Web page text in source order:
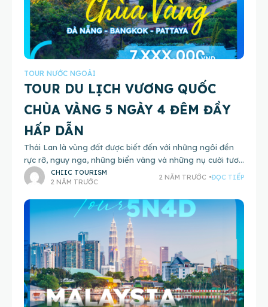
TOUR NƯỚC NGOÀI
TOUR DU LỊCH VƯƠNG QUỐC
CHÙA VÀNG 5 NGÀY 4 ĐÊM ĐẦY
HẤP DẪN
Thái Lan là vùng đất được biết đến với những ngôi đền
rực rỡ, nguy nga, những biển vàng và những nụ cười tươi
thắm, đó cũng là lý do
CHIIC TOURISM
2 NĂM TRƯỚC
2 NĂM TRƯỚC ĐỌC TIẾP